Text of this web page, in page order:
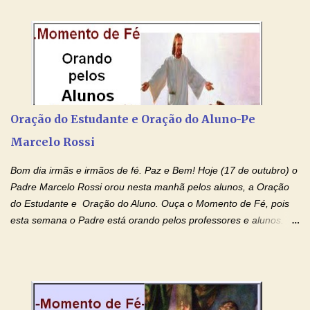
por estas valiosas orações. Tenham um lindo fim de semana na
paz de Jesus Cristo e no amor de Maria Santíssima. Adriana-
Devoção e Fé Clique para acessar: Facebook Padre Marcelo
Rossi Site Padre Marcelo Rossi (para ouvir o Momento de Fé)
Tocai, Cura! E Restaura! "Jesus, no poder de Seu Nome, peço
gerações, através de todas as raízes da minha árvore
genealógica. Que o Sangue de Jesus, purificador e vivificante,
Oração do Estudante e Oração do Aluno-Pe
Marcelo Rossi
Bom dia irmãs e irmãos de fé. Paz e Bem! Hoje (17 de outubro) o
Padre Marcelo Rossi orou nesta manhã pelos alunos, a Oração
do Estudante e Oração do Aluno. Ouça o Momento de Fé, pois
esta semana o Padre está orando pelos professores e alunos.
intelectualmente e espiritualmente para o dia da prova. Confie no
amor Ágape de Jesus e no amor materno de Nossa Senhora.